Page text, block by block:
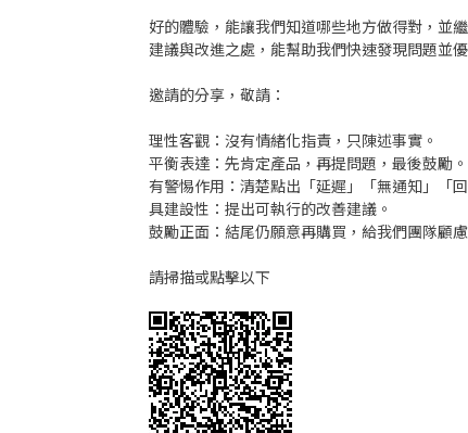
好的體驗，能讓我們知道哪些地方做得對，並
建議與改進之處，能幫助我們快速發現問題並
邀請的分享，敬請：
理性客觀：沒有情緒化指責，只陳述事實。
平衡表達：先肯定產品，再提問題，最後鼓勵。
有警惕作用：清楚點出「延遲」「無通知」「
具建設性：提出可執行的改善建議。
鼓勵正面：結尾仍願意再購買，給我們團隊顧
請掃描或點擊以下